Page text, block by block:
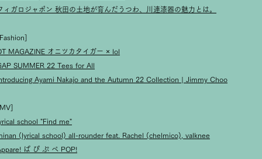
ィガロジャポン 秋田の土地が育んだうつわ、川連漆器の魅力とは。
MAGAZINE オニツカタイガー × lol
SUMMER 22 Tees for All
Ayami Nakajo and the Autumn 22 Collection | Jimmy Choo
school "Find me"
(lyrical school) all-rounder feat. Rachel (chelmico), valknee
ぱ ぴ ぷ ぺ POP!